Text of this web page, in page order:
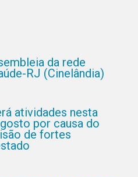
da rede
RJ (Cinelândia)
atividades nesta
por causa do
de fortes